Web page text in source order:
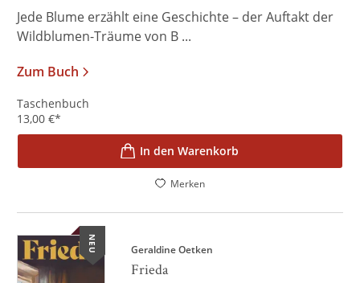
Jede Blume erzählt eine Geschichte – der Auftakt der
Wildblumen-Träume von B ...
Zum Buch
Taschenbuch
13,00 €*
In den Warenkorb
Merken
NEU Geraldine Oetken
Frieda